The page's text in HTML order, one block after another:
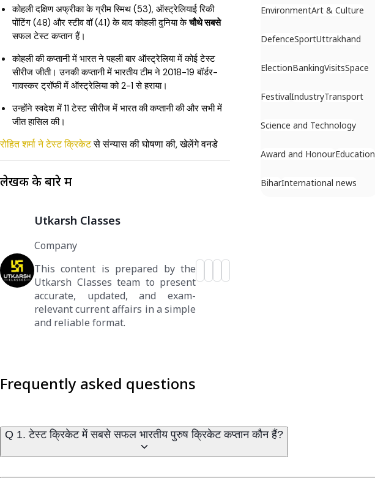
कोहली दक्षिण अफ्रीका के ग्रीम स्मिथ (53), ऑस्ट्रेलियाई रिकी
पोंटिंग (48) और स्टीव वॉ (41) के बाद कोहली दुनिया केचौथे सबसे
सफल टेस्ट कप्तान हैं।
कोहली की कप्तानी में भारत ने पहली बार ऑस्ट्रेलिया में कोई टेस्ट
सीरीज जीती। उनकी कप्तानी में भारतीय टीम ने 2018-19 बॉर्डर-
गावस्कर ट्रॉफी में ऑस्ट्रेलिया को 2-1 से हराया।
उन्होंने स्वदेश में 11 टेस्ट सीरीज में भारत की कप्तानी की और सभी में
जीत हासिल की।
रोहित शर्मा ने टेस्ट क्रिकेटसे संन्यास की घोषणा की, खेलेंगे वनडे
लेखक के बारे में
Utkarsh Classes
Company
This content is prepared by the
Utkarsh Classes team to present
accurate, updated, and exam-
relevant current affairs in a simple
and reliable format.
EnvironmentArt & Culture
DefenceSportUttrakhand
ElectionBankingVisitsSpace
FestivalIndustryTransport
Science and Technology
Award and HonourEducation
BiharInternational news
Frequently asked questions
Q 1. टेस्ट क्रिकेट में सबसे सफल भारतीय पुरुष क्रिकेट कप्तान कौन हैं?